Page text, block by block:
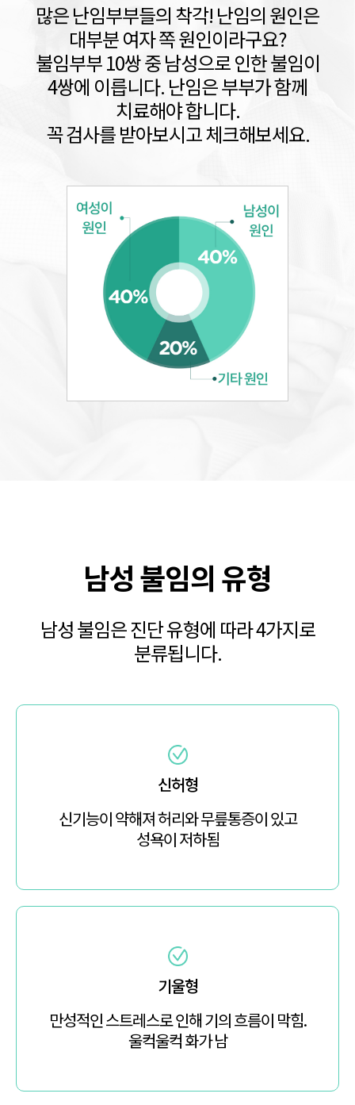
많은 난임부부들의 착각! 난임의 원인은
대부분 여자 쪽 원인이라구요?
불임부부 10쌍 중 남성으로 인한 불임이
4쌍에 이릅니다. 난임은 부부가 함께
치료해야 합니다.
꼭 검사를 받아보시고 체크해보세요.
남성 불임의 유형
남성 불임은 진단 유형에 따라 4가지로
분류됩니다.
신허형
신기능이 약해져 허리와 무릎통증이 있고
성욕이 저하됨
기울형
만성적인 스트레스로 인해 기의 흐름이 막힘.
울컥울컥 화가 남